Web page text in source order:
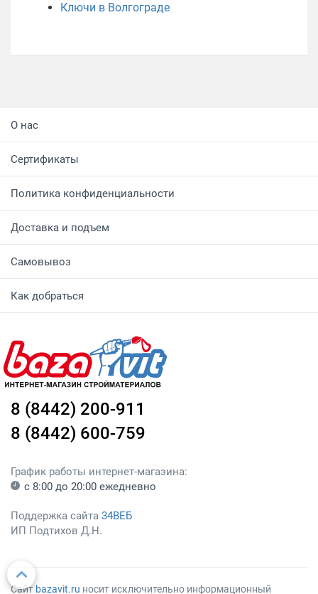
Ключи в Волгограде
О нас
Сертификаты
Политика конфиденциальности
Доставка и подъем
Самовывоз
Как добраться
8 (8442) 200-911
8 (8442) 600-759
График работы интернет-магазина:
с 8:00 до 20:00 ежедневно
Поддержка сайта 34ВЕБ
ИП Подтихов Д.Н.
Сайт bazavit.ru носит исключительно информационный